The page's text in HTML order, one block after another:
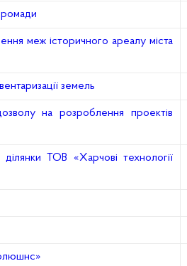
меж історичного ареалу міста
земель
на розроблення проектів
ТОВ «Харчові технології